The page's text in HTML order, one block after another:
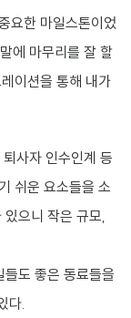
요한 마일스톤이었
에 마무리를 잘 할
이션을 통해 내가
사자 인수인계 등
쉬운 요소들을 소
으니 작은 규모,
도 좋은 동료들을
다.